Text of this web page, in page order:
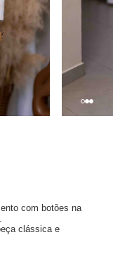
com botões na
clássica e